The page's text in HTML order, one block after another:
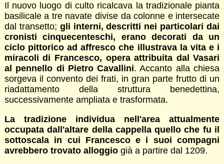
Il nuovo luogo di culto ricalcava la tradizionale pianta
basilicale a tre navate divise da colonne e intersecate
dal transetto; gli interni, descritti nei particolari dai
cronisti cinquecenteschi, erano decorati da un
ciclo pittorico ad affresco che illustrava la vita e i
miracoli di Francesco, opera attribuita dal Vasari
al pennello di Pietro Cavallini. Accanto alla chiesa
sorgeva il convento dei frati, in gran parte frutto di un
riadattamento della struttura benedettina,
successivamente ampliata e trasformata.
La tradizione individua nell'area attualmente
occupata dall'altare della cappella quello che fu il
sottoscala in cui Francesco e i suoi compagni
avrebbero trovato alloggiogià a partire dal 1209.